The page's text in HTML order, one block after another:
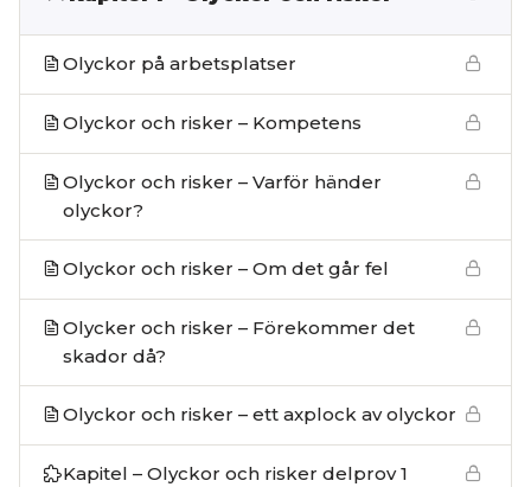
Olyckor på arbetsplatser
Olyckor och risker – Kompetens
Olyckor och risker – Varför händer
olyckor?
Olyckor och risker – Om det går fel
Olycker och risker – Förekommer det
skador då?
Olyckor och risker – ett axplock av olyckor
Kapitel – Olyckor och risker delprov 1